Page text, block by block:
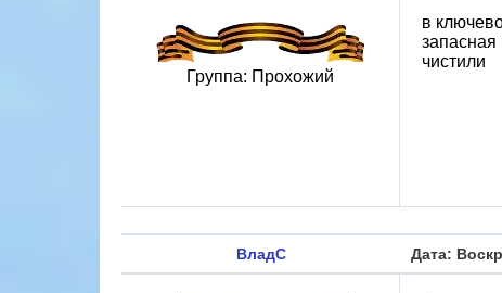
Группа: Прохожий
в
чистили
ВладС Дата: